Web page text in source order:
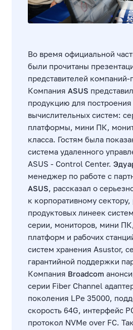
Во время официальной
были прочитаны
представителей компаний-
КомпанияASUS
продукцию для
вычислительных систем:
платформы, мини ПК,
класса. Гостям была
система удаленного
ASUS - Control Center.
менеджер по работе с
ASUS, рассказал о
к корпоративному
продуктовых линеек
серии, мониторов, мини
платформ и рабочих
систем хранения Asustor,
гарантийной поддержки
Компания Broadcom
серии Fiber Channel
поколения LPe 35000,
скорость 64G, интерфейс
протокол NVMe over FC.